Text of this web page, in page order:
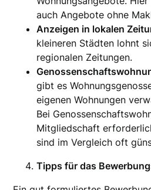
auch Angebote ohne
Anzeigen in lokalen
kleineren Städten lohnt
regionalen Zeitungen.
gibt es
eigenen Wohnungen
Bei
Mitgliedschaft
sind im Vergleich oft
Tipps für das